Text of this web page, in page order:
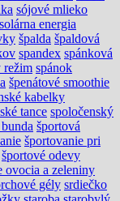
sójové mlieko
solárna energia
špalda špaldová
spandex spánková
režim spánok
špenátové smoothie
kabelky
tance spoločenský
športová
športovanie pri
športové odevy
ovocia a zeleniny
gély srdiečko